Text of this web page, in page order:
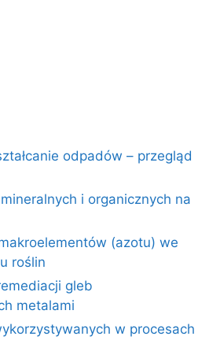
odpadów – przegląd
i organicznych na
(azotu) we
roślin
gleb
metalami
w procesach